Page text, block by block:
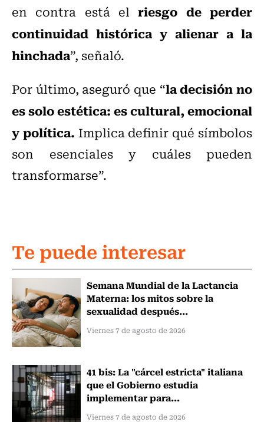
en contra está elriesgo de perder
continuidad histórica y alienar a la
hinchada”, señaló.
Por último, aseguró que “la decisión no
es solo estética: es cultural, emocional
y política. Implica definir qué símbolos
son esenciales y cuáles pueden
transformarse”.
Te puede interesar
Semana Mundial de la Lactancia
Materna: los mitos sobre la
sexualidad después...
Viernes 7 de agosto de 2026
41 bis: La "cárcel estricta" italiana
que el Gobierno estudia
implementar para...
Viernes 7 de agosto de 2026